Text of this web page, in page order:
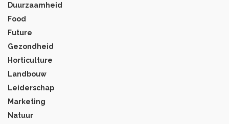
Duurzaamheid
Food
Future
Gezondheid
Horticulture
Landbouw
Leiderschap
Marketing
Natuur